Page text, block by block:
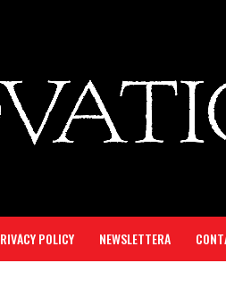
POLICY NEWSLETTERA